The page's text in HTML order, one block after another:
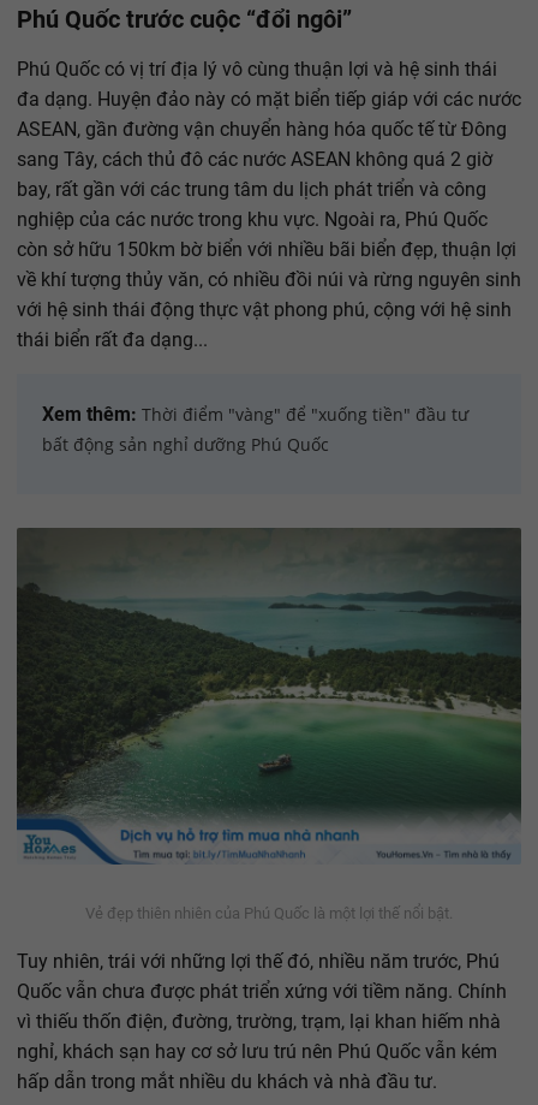
Phú Quốc trước cuộc “đổi ngôi”
Phú Quốc có vị trí địa lý vô cùng thuận lợi và hệ sinh thái
đa dạng. Huyện đảo này có mặt biển tiếp giáp với các nước
ASEAN, gần đường vận chuyển hàng hóa quốc tế từ Đông
sang Tây, cách thủ đô các nước ASEAN không quá 2 giờ
bay, rất gần với các trung tâm du lịch phát triển và công
nghiệp của các nước trong khu vực. Ngoài ra, Phú Quốc
còn sở hữu 150km bờ biển với nhiều bãi biển đẹp, thuận lợi
về khí tượng thủy văn, có nhiều đồi núi và rừng nguyên sinh
với hệ sinh thái động thực vật phong phú, cộng với hệ sinh
thái biển rất đa dạng...
Xem thêm: Thời điểm "vàng" để "xuống tiền" đầu tư
bất động sản nghỉ dưỡng Phú Quốc
Vẻ đẹp thiên nhiên của Phú Quốc là một lợi thế nổi bật.
Tuy nhiên, trái với những lợi thế đó, nhiều năm trước, Phú
Quốc vẫn chưa được phát triển xứng với tiềm năng. Chính
vì thiếu thốn điện, đường, trường, trạm, lại khan hiếm nhà
nghỉ, khách sạn hay cơ sở lưu trú nên Phú Quốc vẫn kém
hấp dẫn trong mắt nhiều du khách và nhà đầu tư.